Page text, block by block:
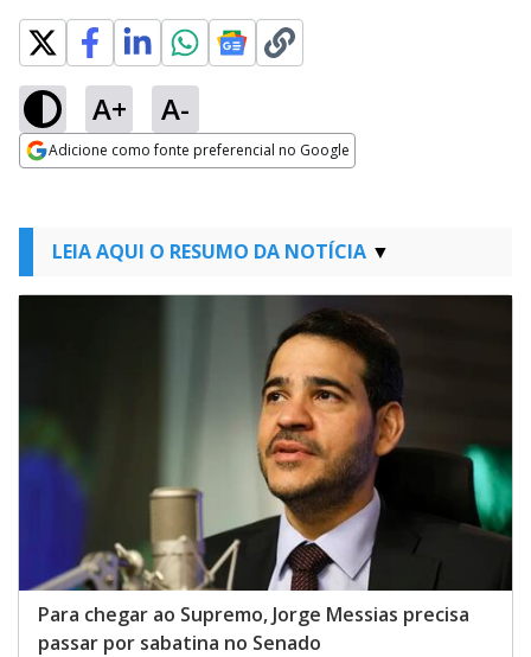
A+ A-
Adicione como fonte preferencial no Google
LEIA AQUI O RESUMO DA NOTÍCIA
Para chegar ao Supremo, Jorge Messias precisa
passar por sabatina no Senado